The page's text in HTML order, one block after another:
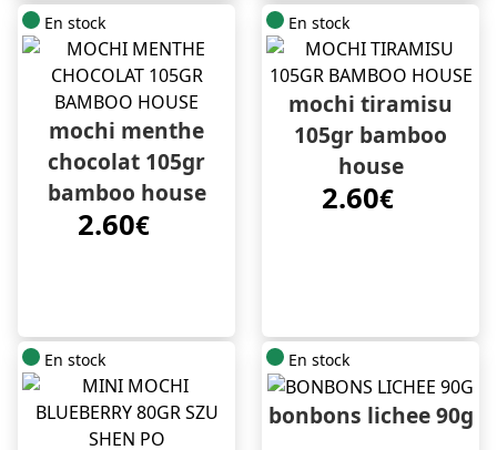
En stock
mochi menthe
chocolat 105gr
bamboo house
2.60€
En stock
mochi tiramisu
105gr bamboo
house
2.60€
En stock En stock
bonbons lichee 90g